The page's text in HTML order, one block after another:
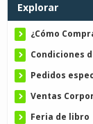
Explorar
¿Cómo
Condiciones
Pedidos
Ventas
Feria de libro